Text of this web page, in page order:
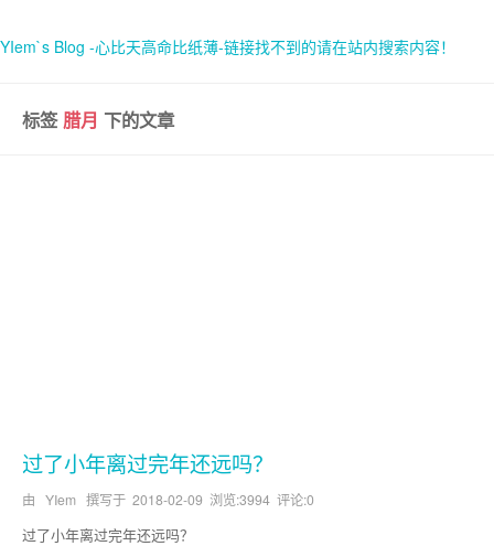
YIem`s Blog -心比天高命比纸薄-链接找不到的请在站内搜索内容！
首页
标签腊月 下的文章
过了小年离过完年还远吗？
由 YIem 撰写于 2018-02-09 浏览:3994 评论:0
过了小年离过完年还远吗？